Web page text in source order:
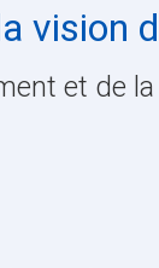
vision
et de